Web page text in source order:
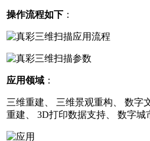
操作流程如下 ：
应用领域 ：
三维重建、 三维景观重构、 数字
重建、 3D打印数据支持、 数字城